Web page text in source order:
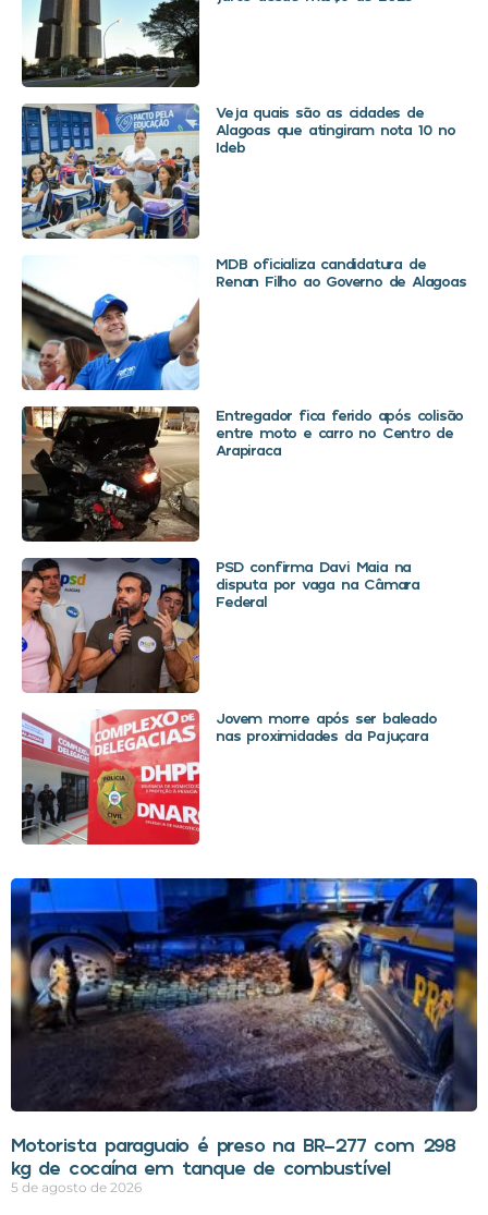
Veja quais são as cidades de
Alagoas que atingiram nota 10 no
Ideb
MDB oficializa candidatura de
Renan Filho ao Governo de Alagoas
Entregador fica ferido após colisão
entre moto e carro no Centro de
Arapiraca
PSD confirma Davi Maia na
disputa por vaga na Câmara
Federal
Jovem morre após ser baleado
nas proximidades da Pajuçara
Motorista paraguaio é preso na BR-277 com 298
kg de cocaína em tanque de combustível
5 de agosto de 2026